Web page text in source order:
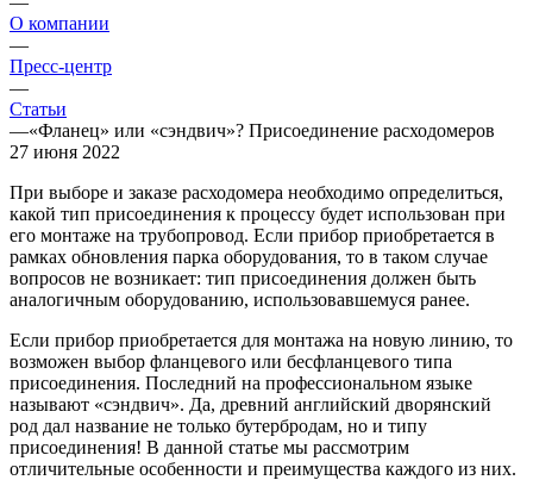
О компании
—
Пресс-центр
—
Статьи
—«Фланец» или «сэндвич»? Присоединение расходомеров
27 июня 2022
При выборе и заказе расходомера необходимо определиться,
какой тип присоединения к процессу будет использован при
его монтаже на трубопровод. Если прибор приобретается в
рамках обновления парка оборудования, то в таком случае
вопросов не возникает: тип присоединения должен быть
аналогичным оборудованию, использовавшемуся ранее.
Если прибор приобретается для монтажа на новую линию, то
возможен выбор фланцевого или бесфланцевого типа
присоединения. Последний на профессиональном языке
называют «сэндвич». Да, древний английский дворянский
род дал название не только бутербродам, но и типу
присоединения! В данной статье мы рассмотрим
отличительные особенности и преимущества каждого из них.